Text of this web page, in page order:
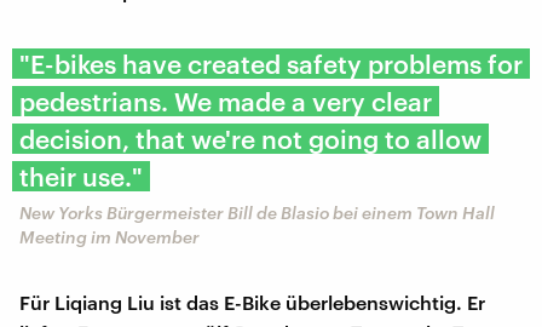
"E-bikes have created safety problems for
pedestrians. We made a very clear
decision, that we're not going to allow
their use."
New Yorks Bürgermeister Bill de Blasio bei einem Town Hall
Meeting im November
Für Liqiang Liu ist das E-Bike überlebenswichtig. Er